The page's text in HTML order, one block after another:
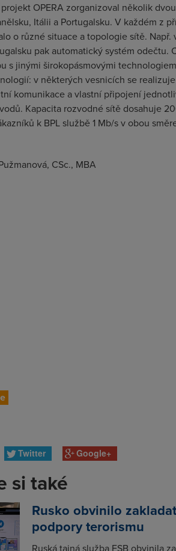
OPERA zorganizoval několik
Itálii a Portugalsku. V každém z
o různé situace a topologie sítě. Např.
pak automatický systém
s jinými širokopásmovými
v některých vesnicích se
komunikace a vlastní připojení
Kapacita rozvodné sítě dosahuje
k BPL službě 1 Mb/s v obou
CSc., MBA
Twitter Google+
si také
Rusko obvinilo
podpory terorismu
Ruská tajná služba FSB obvinila